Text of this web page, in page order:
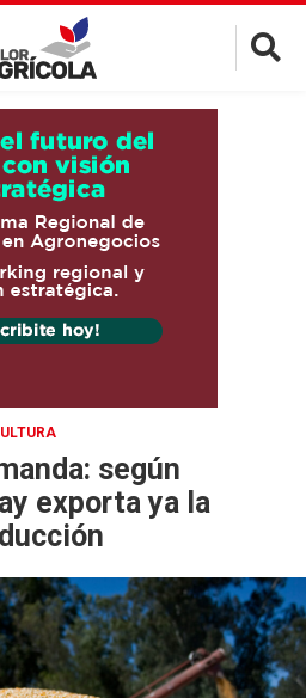
×
según
exporta ya la